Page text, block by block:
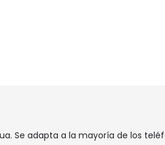
Se adapta a la mayoría de los